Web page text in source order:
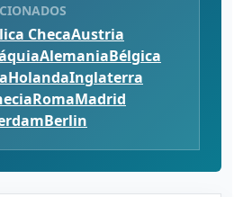
ChecaAustria
AlemaniaBélgica
HolandaInglaterra
RomaMadrid
Berlin